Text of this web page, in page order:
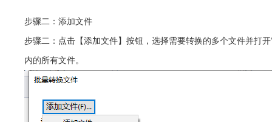
步骤二：添加文件
步骤二：点击【添加文件】按钮，选择需要转换的多个文件并打
内的所有文件。